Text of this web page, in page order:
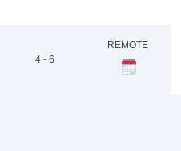
4 - 6
REMOTE